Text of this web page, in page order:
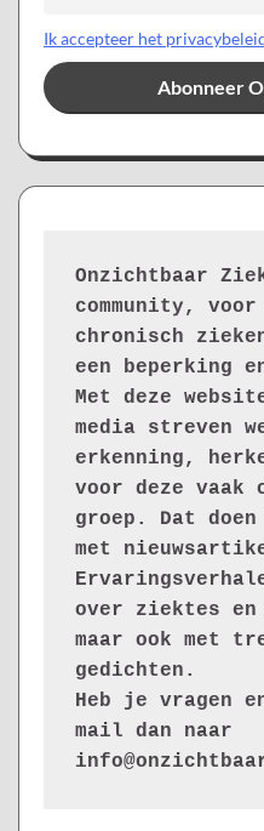
Ik accepteer het
Onzichtbaar
community,
chronisch
een beperking
Met deze
media streven
erkenning,
voor deze vaak
groep. Dat doen
met
over ziektes en
maar ook met
gedichten.
Heb je vragen
mail dan naar